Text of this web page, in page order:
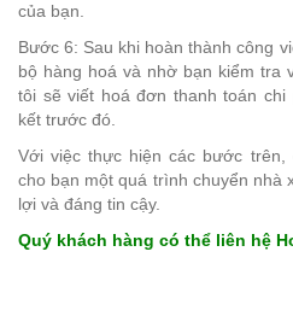
của bạn.
Bước 6: Sau khi hoàn thành công
bộ hàng hoá và nhờ bạn kiểm tra
tôi sẽ viết hoá đơn thanh toán
kết trước đó.
Với việc thực hiện các bước trên,
cho bạn một quá trình chuyển nhà
lợi và đáng tin cậy.
Quý khách hàng có thể liên hệ